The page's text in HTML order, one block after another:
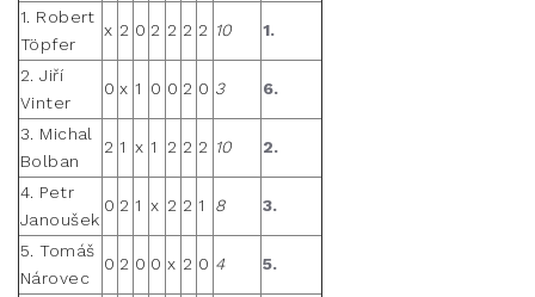
1. Robert
Töpfer
x 2 0 2 2 2 2 10 1.
2. Jiří
Vinter
0 x 1 0 0 2 0 3 6.
3. Michal
Bolban
2 1 x 1 2 2 2 10 2.
4. Petr
Janoušek
0 2 1 x 2 2 1 8 3.
5. Tomáš
Nárovec
0 2 0 0 x 2 0 4 5.